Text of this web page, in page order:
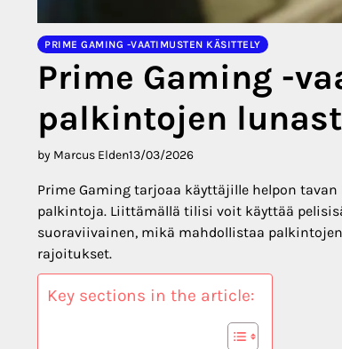
PRIME GAMING -VAATIMUSTEN KÄSITTELY
Prime Gaming -
palkintojen
by Marcus Elden13/03/2026
Prime Gaming tarjoaa käyttäjille helpon
palkintoja. Liittämällä tilisi voit käyttää
suoraviivainen, mikä mahdollistaa
rajoitukset.
Key sections in the article: